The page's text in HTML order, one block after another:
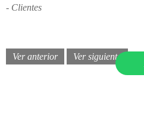
- Clientes
Ver anterior Ver siguiente